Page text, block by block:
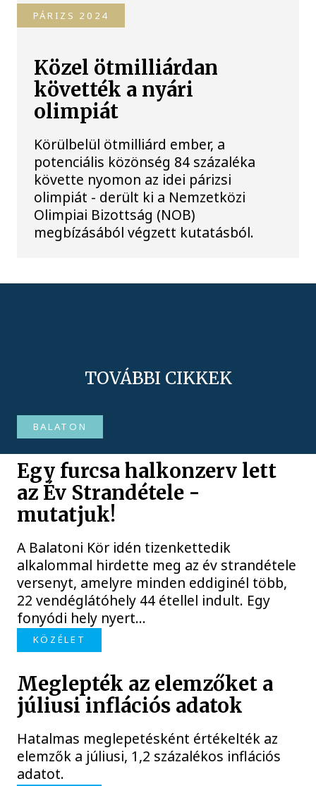
PÁRIZS 2024
Közel ötmilliárdan
követték a nyári
olimpiát
Körülbelül ötmilliárd ember, a
potenciális közönség 84 százaléka
követte nyomon az idei párizsi
olimpiát - derült ki a Nemzetközi
Olimpiai Bizottság (NOB)
megbízásából végzett kutatásból.
TOVÁBBI CIKKEK
BALATON
Egy furcsa halkonzerv lett
az Év Strandétele -
mutatjuk!
A Balatoni Kör idén tizenkettedik
alkalommal hirdette meg az év strandétele
versenyt, amelyre minden eddiginél több,
22 vendéglátóhely 44 étellel indult. Egy
fonyódi hely nyert...
KÖZÉLET
Meglepték az elemzőket a
júliusi inflációs adatok
Hatalmas meglepetésként értékelték az
elemzők a júliusi, 1,2 százalékos inflációs
adatot.